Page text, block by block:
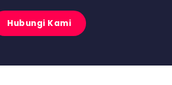
Hubungi Kami